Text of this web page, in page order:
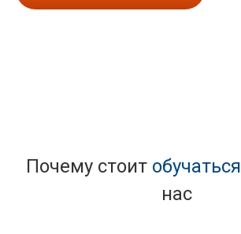
Почему стоит обучаться
нас